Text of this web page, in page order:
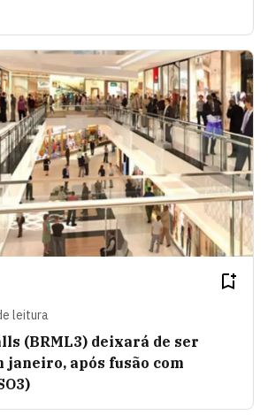
leitura
(BRML3) deixará de ser
janeiro, após fusão com